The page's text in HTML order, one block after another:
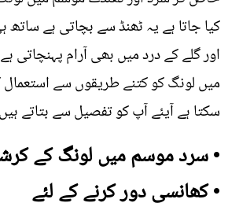
کیا جاتا ہے یہ ٹھنڈ سے بچاتی ہے ساتھ
اور گلے کے درد میں بھی آرام پہنچاتی
میں لونگ کو کتنے طریقوں سے استعمال
سکتا ہے آیئے آپ کو تفصیل سے بتاتے
• سرد موسم میں لونگ کے
• کھانسی دور کرنے کے لئے